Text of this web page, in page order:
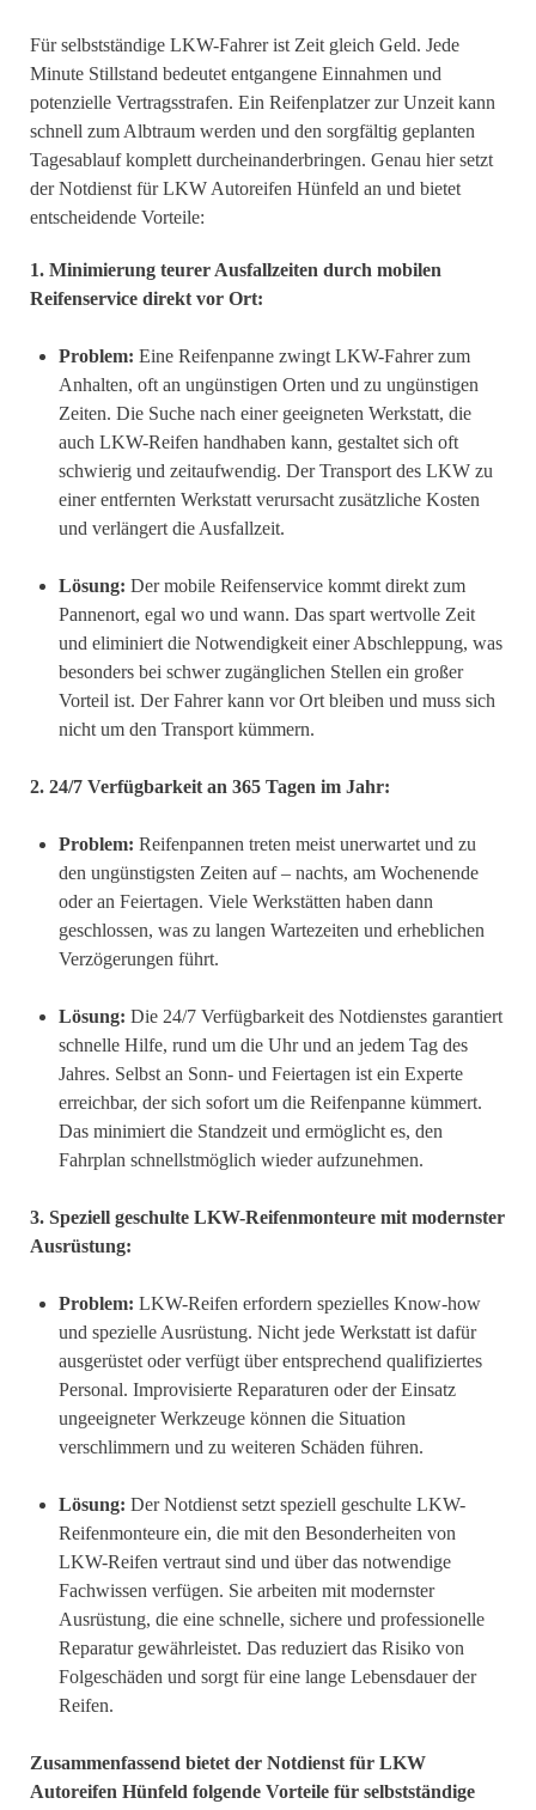
Für selbstständige LKW-Fahrer ist Zeit gleich Geld. Jede
Minute Stillstand bedeutet entgangene Einnahmen und
potenzielle Vertragsstrafen. Ein Reifenplatzer zur Unzeit kann
schnell zum Albtraum werden und den sorgfältig geplanten
Tagesablauf komplett durcheinanderbringen. Genau hier setzt
der Notdienst für LKW Autoreifen Hünfeld an und bietet
entscheidende Vorteile:
1. Minimierung teurer Ausfallzeiten durch mobilen
Reifenservice direkt vor Ort:
Problem: Eine Reifenpanne zwingt LKW-Fahrer zum
Anhalten, oft an ungünstigen Orten und zu ungünstigen
Zeiten. Die Suche nach einer geeigneten Werkstatt, die
auch LKW-Reifen handhaben kann, gestaltet sich oft
schwierig und zeitaufwendig. Der Transport des LKW zu
einer entfernten Werkstatt verursacht zusätzliche Kosten
und verlängert die Ausfallzeit.
Lösung: Der mobile Reifenservice kommt direkt zum
Pannenort, egal wo und wann. Das spart wertvolle Zeit
und eliminiert die Notwendigkeit einer Abschleppung, was
besonders bei schwer zugänglichen Stellen ein großer
Vorteil ist. Der Fahrer kann vor Ort bleiben und muss sich
nicht um den Transport kümmern.
2. 24/7 Verfügbarkeit an 365 Tagen im Jahr:
Problem: Reifenpannen treten meist unerwartet und zu
den ungünstigsten Zeiten auf – nachts, am Wochenende
oder an Feiertagen. Viele Werkstätten haben dann
geschlossen, was zu langen Wartezeiten und erheblichen
Verzögerungen führt.
Lösung: Die 24/7 Verfügbarkeit des Notdienstes garantiert
schnelle Hilfe, rund um die Uhr und an jedem Tag des
Jahres. Selbst an Sonn- und Feiertagen ist ein Experte
erreichbar, der sich sofort um die Reifenpanne kümmert.
Das minimiert die Standzeit und ermöglicht es, den
Fahrplan schnellstmöglich wieder aufzunehmen.
3. Speziell geschulte LKW-Reifenmonteure mit modernster
Ausrüstung:
Problem: LKW-Reifen erfordern spezielles Know-how
und spezielle Ausrüstung. Nicht jede Werkstatt ist dafür
ausgerüstet oder verfügt über entsprechend qualifiziertes
Personal. Improvisierte Reparaturen oder der Einsatz
ungeeigneter Werkzeuge können die Situation
verschlimmern und zu weiteren Schäden führen.
Lösung: Der Notdienst setzt speziell geschulte LKW-
Reifenmonteure ein, die mit den Besonderheiten von
LKW-Reifen vertraut sind und über das notwendige
Fachwissen verfügen. Sie arbeiten mit modernster
Ausrüstung, die eine schnelle, sichere und professionelle
Reparatur gewährleistet. Das reduziert das Risiko von
Folgeschäden und sorgt für eine lange Lebensdauer der
Reifen.
Zusammenfassend bietet der Notdienst für LKW
Autoreifen Hünfeld folgende Vorteile für selbstständige